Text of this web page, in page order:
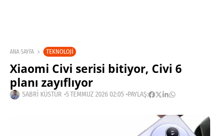
ANA SAYFA TEKNOLOJI
Xiaomi Civi serisi bitiyor, Civi 6
planı zayıflıyor
SABRI KÜSTÜR 5 TEMMUZ 2026 02:05 PAYLAŞ: